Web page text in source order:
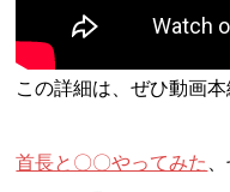
この詳細は、ぜひ動画
首長と〇〇やってみた